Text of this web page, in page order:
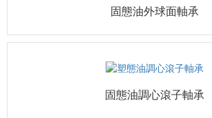
固態油外球面軸承
固態油調心滾子軸承